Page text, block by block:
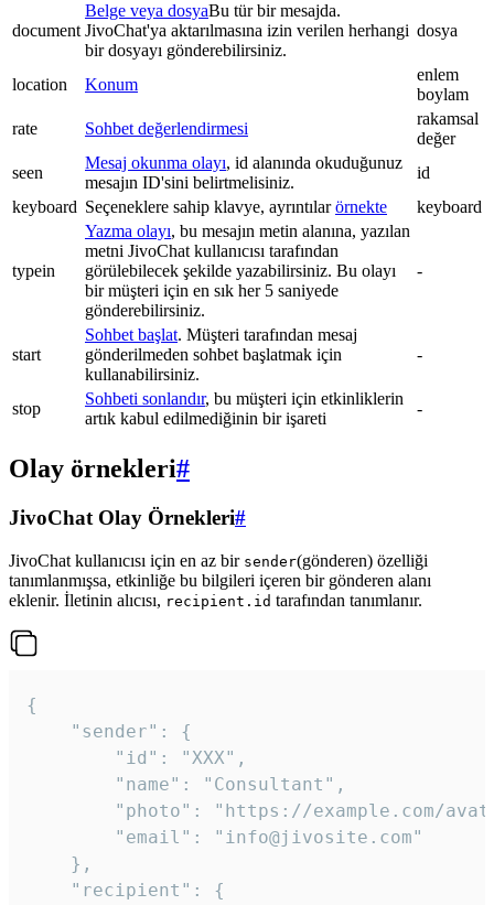
document
Belge veya dosyaBu tür bir mesajda.
JivoChat'ya aktarılmasına izin verilen herhangi
bir dosyayı gönderebilirsiniz.
dosya
location Konum
enlem
boylam
rate
Sohbet değerlendirmesi
rakamsal
değer
seen
Mesaj okunma olayı, id alanında okuduğunuz
mesajın ID'sini belirtmelisiniz.
id
keyboard Seçeneklere sahip klavye, ayrıntılarörnekte keyboard
typein
Yazma olayı, bu mesajın metin alanına, yazılan
metni JivoChat kullanıcısı tarafından
görülebilecek şekilde yazabilirsiniz. Bu olayı
bir müşteri için en sık her 5 saniyede
gönderebilirsiniz.
-
start
Sohbet başlat. Müşteri tarafından mesaj
gönderilmeden sohbet başlatmak için
kullanabilirsiniz.
-
stop
Sohbeti sonlandır, bu müşteri için etkinliklerin
artık kabul edilmediğinin bir işareti
-
Olay örnekleri#
JivoChat Olay Örnekleri#
JivoChat kullanıcısı için en az bir sender(gönderen) özelliği
tanımlanmışsa, etkinliğe bu bilgileri içeren bir gönderen alanı
eklenir. İletinin alıcısı, recipient.id tarafından tanımlanır.
{